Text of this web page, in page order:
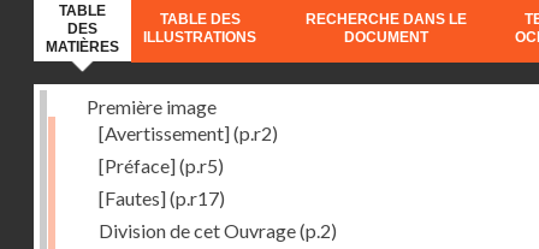
TABLE
DES
MATIÈRES
TABLE DES
ILLUSTRATIONS
RECHERCHE DANS LE
DOCUMENT
Première image
[Avertissement](p.r2)
[Préface](p.r5)
[Fautes](p.r17)
Division de cet Ouvrage(p.2)